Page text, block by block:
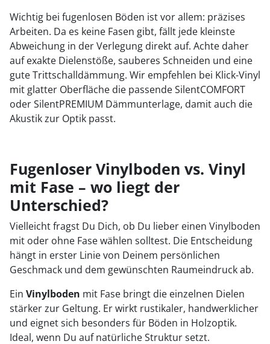
Wichtig bei fugenlosen Böden ist vor allem: präzises
Arbeiten. Da es keine Fasen gibt, fällt jede kleinste
Abweichung in der Verlegung direkt auf. Achte daher
auf exakte Dielenstöße, sauberes Schneiden und eine
gute Trittschalldämmung. Wir empfehlen bei Klick-Vinyl
mit glatter Oberfläche die passende SilentCOMFORT
oder SilentPREMIUM Dämmunterlage, damit auch die
Akustik zur Optik passt.
Fugenloser Vinylboden vs. Vinyl
mit Fase – wo liegt der
Unterschied?
Vielleicht fragst Du Dich, ob Du lieber einen Vinylboden
mit oder ohne Fase wählen solltest. Die Entscheidung
hängt in erster Linie von Deinem persönlichen
Geschmack und dem gewünschten Raumeindruck ab.
Ein Vinylboden mit Fase bringt die einzelnen Dielen
stärker zur Geltung. Er wirkt rustikaler, handwerklicher
und eignet sich besonders für Böden in Holzoptik.
Ideal, wenn Du auf natürliche Struktur setzt.